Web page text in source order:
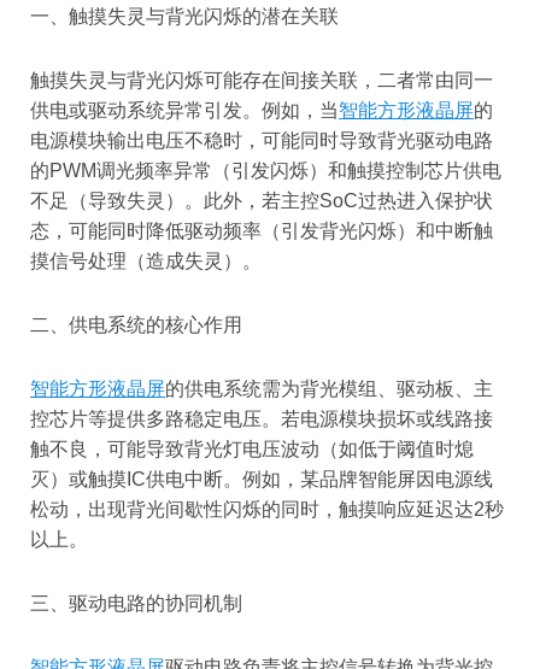
一、触摸失灵与背光闪烁的潜在关联
触摸失灵与背光闪烁可能存在间接关联，二者常由同一
供电或驱动系统异常引发。例如，当智能方形液晶屏的
电源模块输出电压不稳时，可能同时导致背光驱动电路
的PWM调光频率异常（引发闪烁）和触摸控制芯片供电
不足（导致失灵）。此外，若主控SoC过热进入保护状
态，可能同时降低驱动频率（引发背光闪烁）和中断触
摸信号处理（造成失灵）。
二、供电系统的核心作用
智能方形液晶屏的供电系统需为背光模组、驱动板、主
控芯片等提供多路稳定电压。若电源模块损坏或线路接
触不良，可能导致背光灯电压波动（如低于阈值时熄
灭）或触摸IC供电中断。例如，某品牌智能屏因电源线
松动，出现背光间歇性闪烁的同时，触摸响应延迟达2秒
以上。
三、驱动电路的协同机制